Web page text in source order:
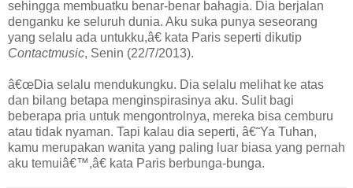
sehingga membuatku benar-benar bahagia. Dia berjalan
denganku ke seluruh dunia. Aku suka punya seseorang
yang selalu ada untukku,â€ kata Paris seperti dikutip
Contactmusic, Senin (22/7/2013).
â€œDia selalu mendukungku. Dia selalu melihat ke atas
dan bilang betapa menginspirasinya aku. Sulit bagi
beberapa pria untuk mengontrolnya, mereka bisa cemburu
atau tidak nyaman. Tapi kalau dia seperti, â€˜Ya Tuhan,
kamu merupakan wanita yang paling luar biasa yang pernah
aku temuiâ€™,â€ kata Paris berbunga-bunga.